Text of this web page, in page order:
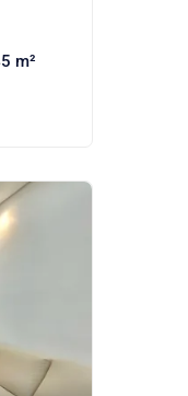
m²